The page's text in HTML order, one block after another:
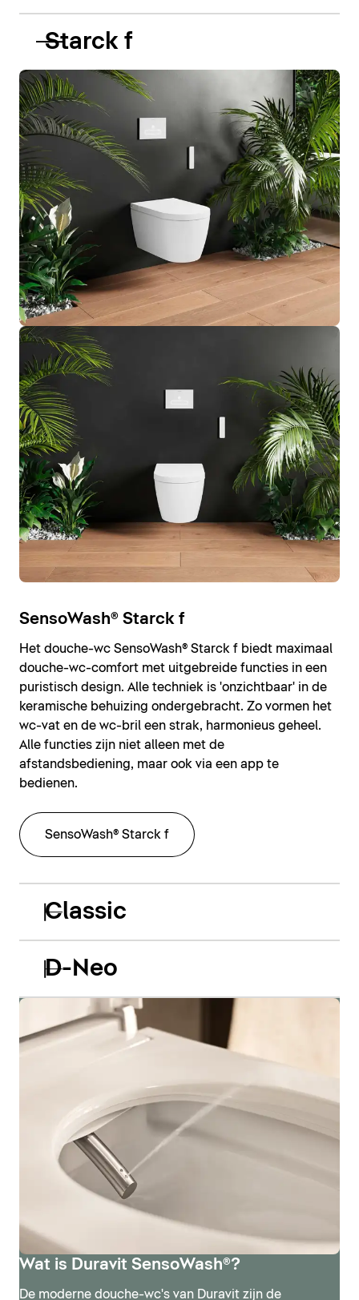
Starck f
SensoWash® Starck f
Het douche-wc SensoWash® Starck f biedt maximaal
douche-wc-comfort met uitgebreide functies in een
puristisch design. Alle techniek is 'onzichtbaar' in de
keramische behuizing ondergebracht. Zo vormen het
wc-vat en de wc-bril een strak, harmonieus geheel.
Alle functies zijn niet alleen met de
afstandsbediening, maar ook via een app te
bedienen.
SensoWash® Starck f
Classic
D-Neo
Wat is Duravit SensoWash®?
De moderne douche-wc's van Duravit zijn de